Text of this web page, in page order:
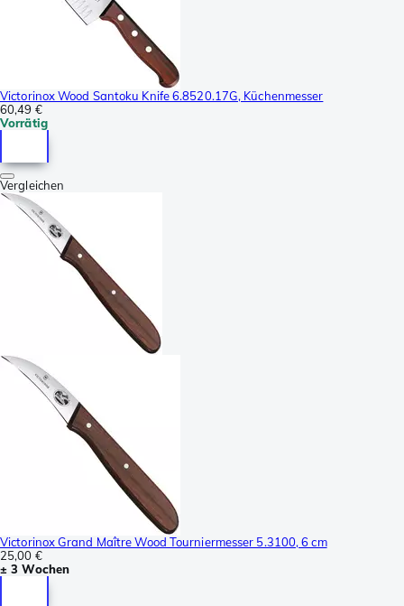
Victorinox Wood Santoku Knife 6.8520.17G, Küchenmesser
60,49 €
Vorrätig
Vergleichen
Victorinox Grand Maître Wood Tourniermesser 5.3100, 6 cm
25,00 €
± 3 Wochen